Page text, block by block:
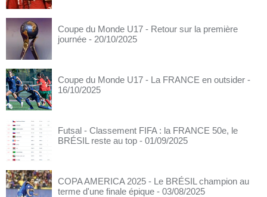
Coupe du Monde U17 - Retour sur la première
journée - 20/10/2025
Coupe du Monde U17 - La FRANCE en outsider -
16/10/2025
Futsal - Classement FIFA : la FRANCE 50e, le
BRÉSIL reste au top - 01/09/2025
COPA AMERICA 2025 - Le BRÉSIL champion au
terme d'une finale épique - 03/08/2025